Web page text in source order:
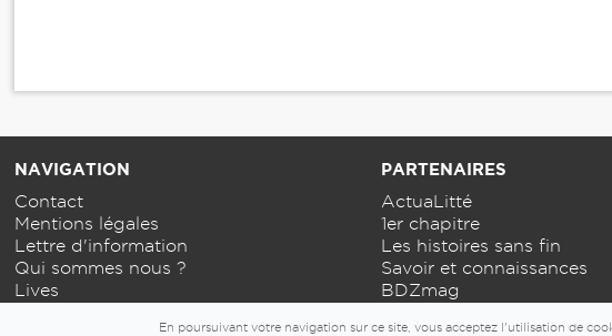
NAVIGATION
Contact
Mentions légales
Lettre d'information
Qui sommes nous ?
Lives
PARTENAIRES
ActuaLitté
1er chapitre
Les histoires sans fin
Savoir et connaissances
BDZmag
En poursuivant votre navigation sur ce site, vous acceptez l'utilisation de